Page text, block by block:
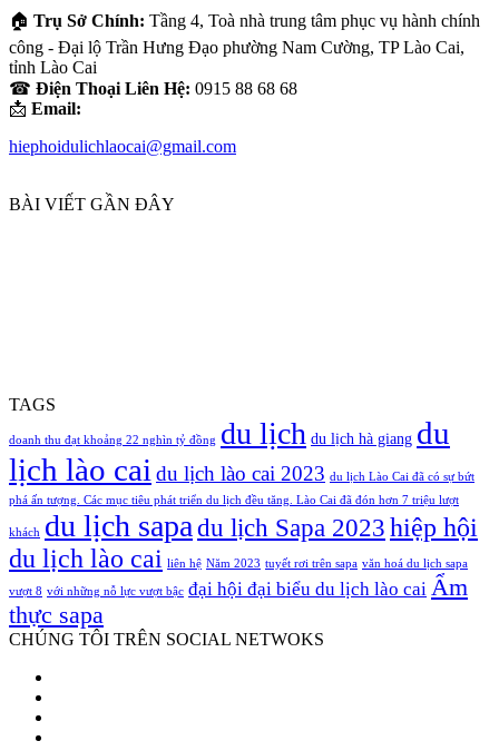
🏠 Trụ Sở Chính: Tầng 4, Toà nhà trung tâm phục vụ hành chính
công - Đại lộ Trần Hưng Đạo phường Nam Cường, TP Lào Cai,
tỉnh Lào Cai
☎ Điện Thoại Liên Hệ: 0915 88 68 68
📩 Email:
hiephoidulichlaocai@gmail.com
BÀI VIẾT GẦN ĐÂY
TAGS
doanh thu đạt khoảng 22 nghìn tỷ đồng du lịch du lịch hà giang du
lịch lào cai du lịch lào cai 2023 du lịch Lào Cai đã có sự bứt
phá ấn tượng. Các mục tiêu phát triển du lịch đều tăng. Lào Cai đã đón hơn 7 triệu lượt
khách du lịch sapa du lịch Sapa 2023 hiệp hội
du lịch lào cai liên hệ Năm 2023 tuyết rơi trên sapa văn hoá du lịch sapa
vượt 8 với những nỗ lực vượt bậc đại hội đại biểu du lịch lào cai Ẩm
thực sapa
CHÚNG TÔI TRÊN SOCIAL NETWOKS